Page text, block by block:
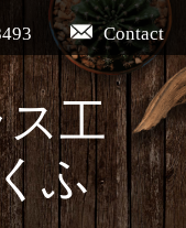
Contact
工
ふ